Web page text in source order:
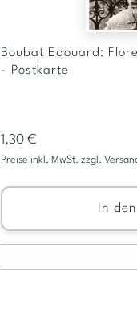
Boubat Edouard:
- Postkarte
Regulärer Preis:
1,30 €
Preise inkl. MwSt. zzgl.
In